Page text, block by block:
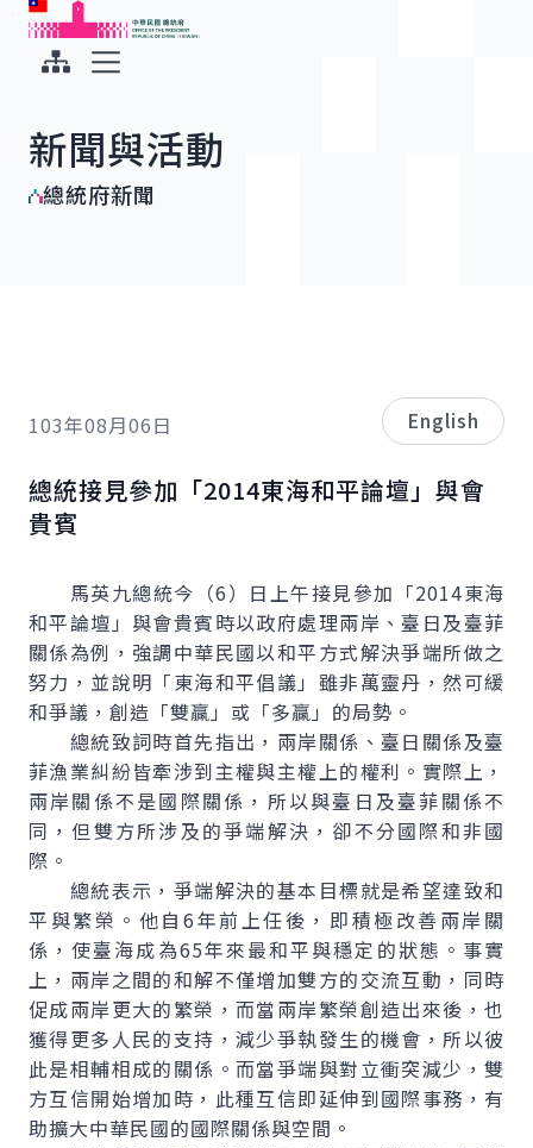
跳到主要內容
中華民國總統府
新聞與活動
總統府新聞
103年08月06日 English
總統接見參加「2014東海和平論壇」與會
貴賓
馬英九總統今（6）日上午接見參加「2014東海
和平論壇」與會貴賓時以政府處理兩岸、臺日及臺菲
關係為例，強調中華民國以和平方式解決爭端所做之
努力，並說明「東海和平倡議」雖非萬靈丹，然可緩
和爭議，創造「雙贏」或「多贏」的局勢。
總統致詞時首先指出，兩岸關係、臺日關係及臺
菲漁業糾紛皆牽涉到主權與主權上的權利。實際上，
兩岸關係不是國際關係，所以與臺日及臺菲關係不
同，但雙方所涉及的爭端解決，卻不分國際和非國
際。
總統表示，爭端解決的基本目標就是希望達致和
平與繁榮。他自6年前上任後，即積極改善兩岸關
係，使臺海成為65年來最和平與穩定的狀態。事實
上，兩岸之間的和解不僅增加雙方的交流互動，同時
促成兩岸更大的繁榮，而當兩岸繁榮創造出來後，也
獲得更多人民的支持，減少爭執發生的機會，所以彼
此是相輔相成的關係。而當爭端與對立衝突減少，雙
方互信開始增加時，此種互信即延伸到國際事務，有
助擴大中華民國的國際關係與空間。